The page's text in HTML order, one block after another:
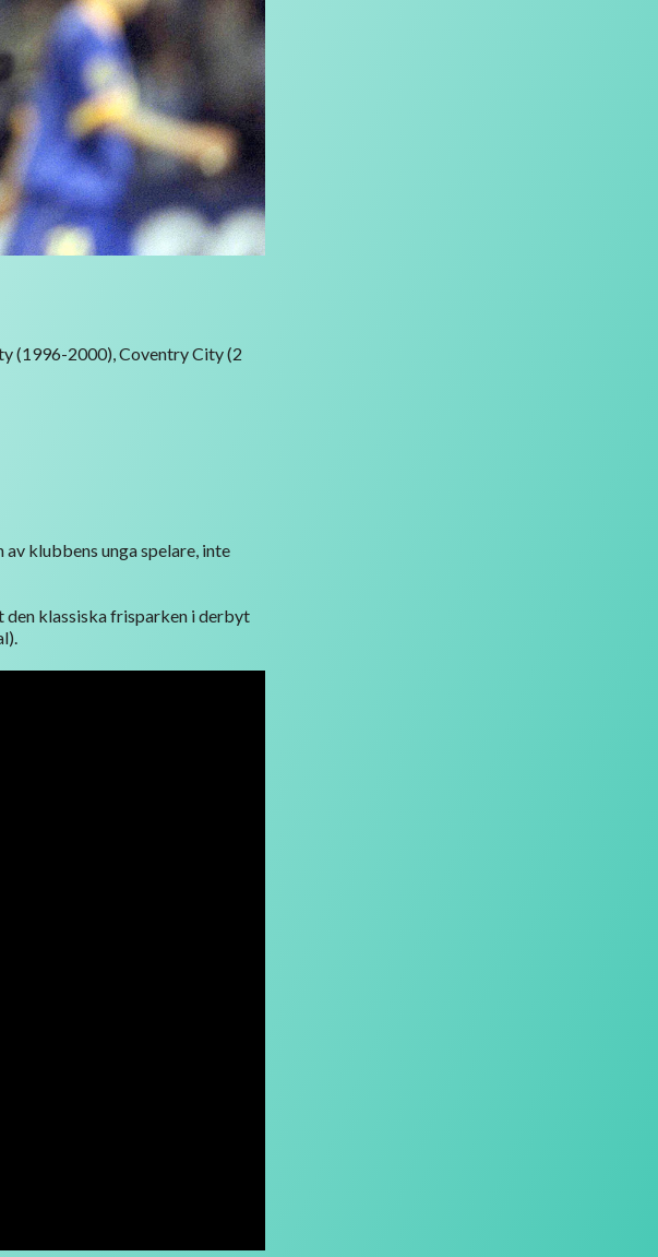
(1996-2000), Coventry City (2
klubbens unga spelare, inte
den klassiska frisparken i derbyt